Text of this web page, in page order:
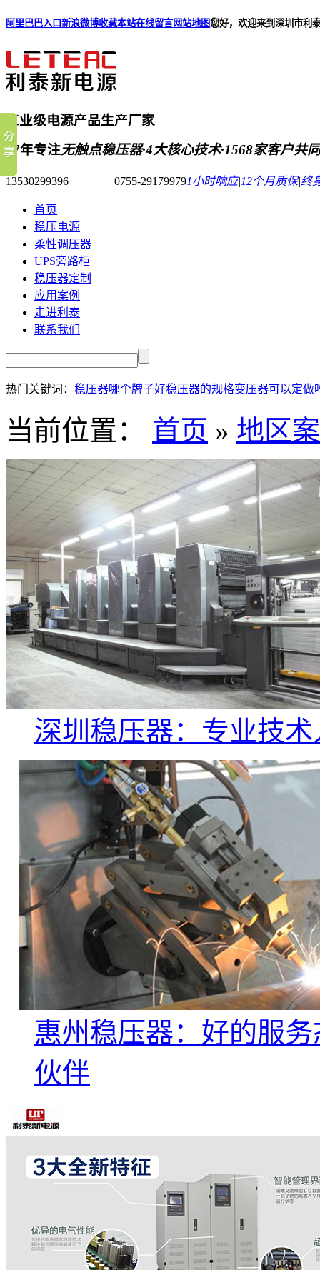
阿里巴巴入口新浪微博收藏本站在线留言网站地图您好，欢迎来到深圳市利
工业级电源产品生产厂家
17年专注无触点稳压器·4大核心技术·1568家客户共
13530299396 0755-291799791小时响应|12个月质保|终
首页
稳压电源
柔性调压器
UPS旁路柜
稳压器定制
应用案例
走进利泰
联系我们
热门关键词： 稳压器哪个牌子好稳压器的规格变压器可以定做
当前位置： 首页 » 地区
深圳稳压器：专业技
惠州稳压器：好的服
伙伴